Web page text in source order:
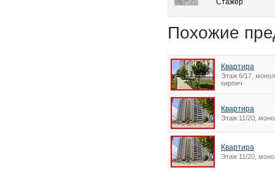
Стажер
Похожие
Квартира
Этаж 6/17,
кирпич
Квартира
Этаж 11/20,
Квартира
Этаж 11/20,